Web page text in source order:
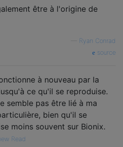
être à l'origine de
Ryan Conrad
source
à nouveau par la
ce qu'il se reproduise.
semble pas être lié à ma
bien qu'il se
moins souvent sur Bionix.
Read